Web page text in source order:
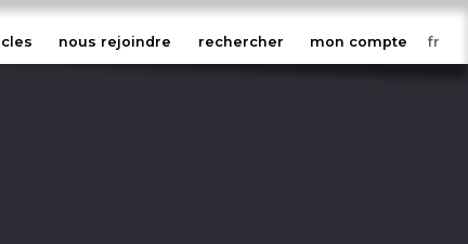
nous rejoindre rechercher mon compte